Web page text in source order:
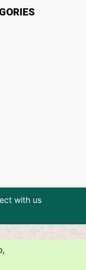
और आधुनिकता
कॉफी टेबल बुक
with us